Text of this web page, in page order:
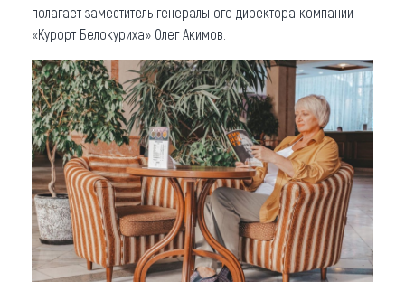
полагает заместитель генерального директора компании
«Курорт Белокуриха» Олег Акимов.